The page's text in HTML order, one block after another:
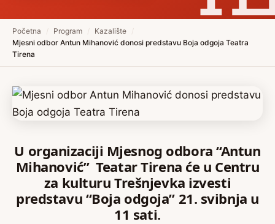
Početna Program Kazalište
Mjesni odbor Antun Mihanović donosi predstavu Boja odgoja Teatra
Tirena
U organizaciji Mjesnog odbora “Antun
Mihanović” Teatar Tirena će u Centru
za kulturu Trešnjevka izvesti
predstavu “Boja odgoja” 21. svibnja u
11 sati.